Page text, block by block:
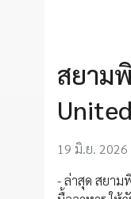
สยาม
19 มิ.ย. 2026
- ล่าสุด สยาม